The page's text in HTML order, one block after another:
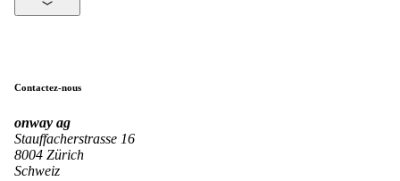
Contactez-nous
onway ag
Stauffacherstrasse 16
8004 Zürich
Schweiz